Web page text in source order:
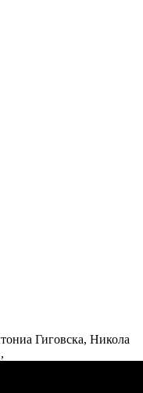
Гиговска, Никола